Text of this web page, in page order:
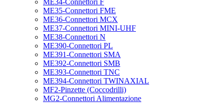
ME34-Connettori F
ME35-Connettori FME
ME36-Connettori MCX
ME37-Connettori MINI-UHF
ME38-Connettori N
ME390-Connettori PL
ME391-Connettori SMA
ME392-Connettori SMB
ME393-Connettori TNC
ME394-Connettori TWINAXIAL
MF2-Pinzette (Coccodrilli)
MG2-Connettori Alimentazione